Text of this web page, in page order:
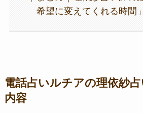
希望に変えてくれる時間
電話占いルチアの理依紗
内容